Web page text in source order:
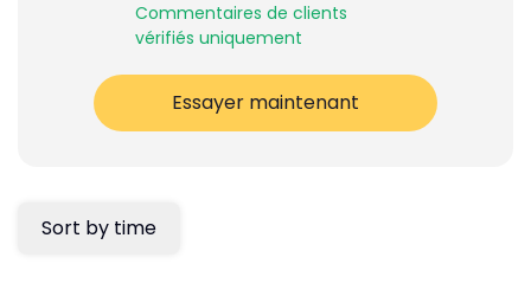
Sort by time
Commentaires de clients
vérifiés uniquement
Essayer maintenant